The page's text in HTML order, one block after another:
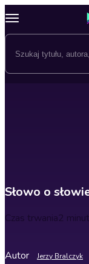
Słowo o
Czas trwania2
Autor Jerzy Bralczyk